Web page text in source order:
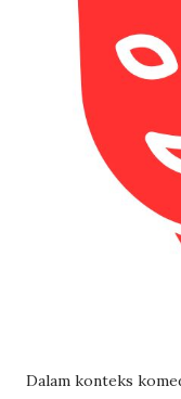
Dalam konteks